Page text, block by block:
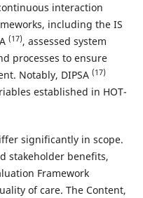
interaction
including the IS
(17), assessed system
processes to ensure
Notably, DIPSA (17)
established in HOT-
significantly in scope.
stakeholder benefits,
Framework
of care. The Content,